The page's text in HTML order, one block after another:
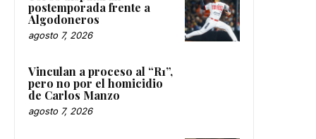
postemporada frente a
Algodoneros
agosto 7, 2026
Vinculan a proceso al “R1”,
pero no por el homicidio
de Carlos Manzo
agosto 7, 2026